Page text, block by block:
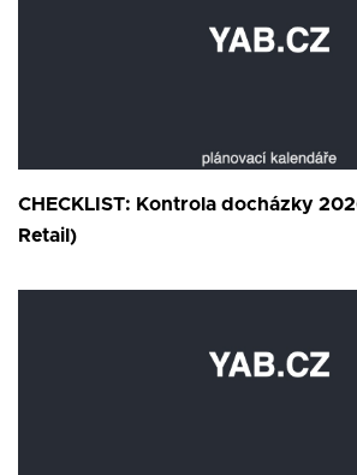
CHECKLIST: Kontrola docházky
Retail)